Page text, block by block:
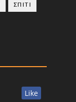
ΣΠΙΤΙ
Like